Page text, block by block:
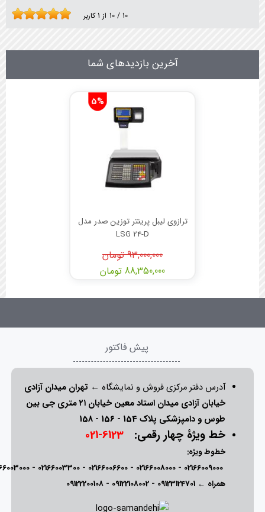
10 / 10 از 1کاربر
آخرین بازدیدهای شما
5%
ترازوی لیبل پرینتر توزین صدر مدل
LSG 24-D
93,000,000 تومان
88,350,000 تومان
پیش فاکتور
آدرس دفتر مرکزی فروش و نمایشگاه ← تهران میدان آزادی
خیابان آزادی میدان استاد معین خیابان ۲۱ متری جی بین
طوس و دامپزشکی پلاک 154 - 156 - 158
خط ویژۀ چهار رقمی:6123-021
خطوط ویژه:
02166009000
-
02166008000
-
02166006600
-
02166003300
-
همراه ← 09123124701
-
09122108002
-
09122200108